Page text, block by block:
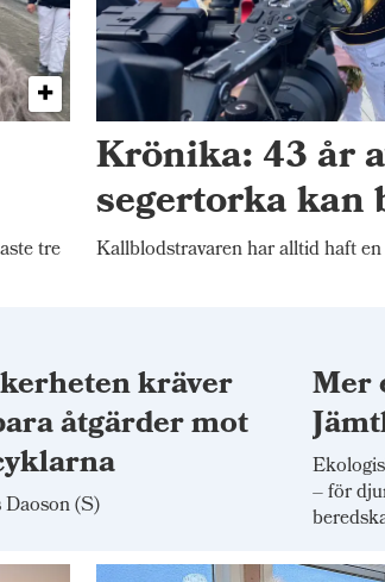
tre
Krönika: 43 år
segertorka kan
Kallblodstravaren har alltid haft
kräver
åtgärder mot
(S)
Mer
– för